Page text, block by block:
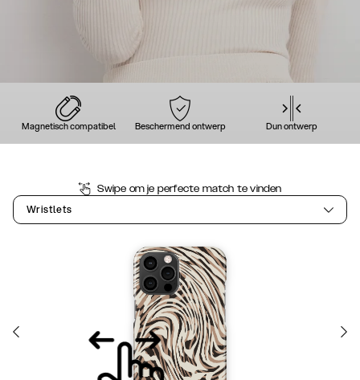
Magnetisch compatibel Beschermend ontwerp Dun ontwerp
Swipe om je perfecte match te vinden
Wristlets